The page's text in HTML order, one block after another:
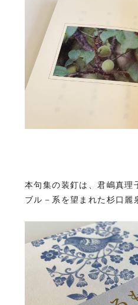
本句集の装釘は、君嶋真理
ブル－系を望まれた杉口麗